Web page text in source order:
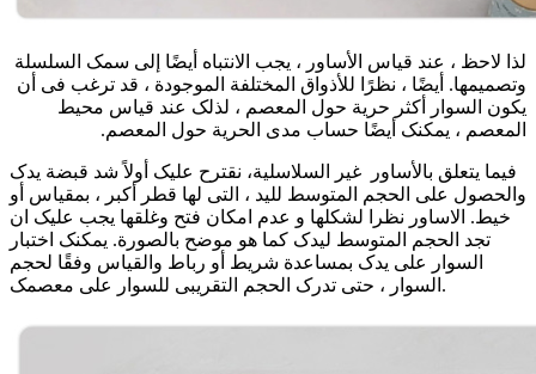
لذا لاحظ ، عند قیاس الأساور ، یجب الانتباه أیضًا إلى سمک السلسلة
وتصمیمها. أیضًا ، نظرًا للأذواق المختلفة الموجودة ، قد ترغب فی أن
یکون السوار أکثر حریة حول المعصم ، لذلک عند قیاس محیط
المعصم ، یمکنک أیضًا حساب مدى الحریة حول المعصم.
فیما یتعلق بالأساور غیر السلاسلیة، نقترح علیک أولاً شد قبضة یدک
والحصول على الحجم المتوسط ​​للید ، التی لها قطر أکبر ، بمقیاس أو
خیط. الاساور نظرا لشکلها و عدم امکان فتح وغلقها یجب علیک ان
تجد الحجم المتوسط ​​لیدک کما هو موضح بالصورة. یمکنک اختبار
السوار على یدک بمساعدة شریط أو رباط والقیاس وفقًا لحجم
السوار ، حتى تدرک الحجم التقریبی للسوار على معصمک.